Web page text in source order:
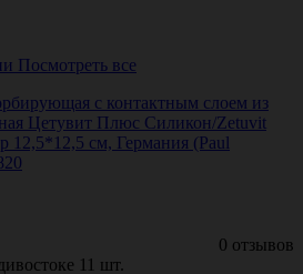
Посмотреть все
с контактным слоем из
Цетувит Плюс Силикон/Zetuvit
12,5*12,5 см, Германия (Paul
0 отзывов
11 шт.